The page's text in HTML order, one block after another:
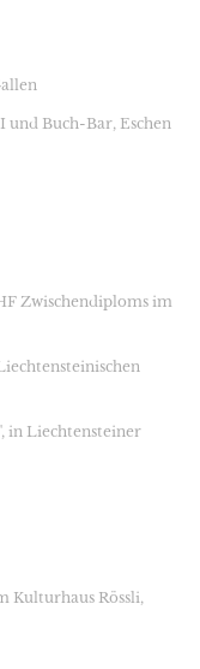
und Buch-Bar, Eschen
Zwischendiploms im
in Liechtensteiner
Kulturhaus Rössli,